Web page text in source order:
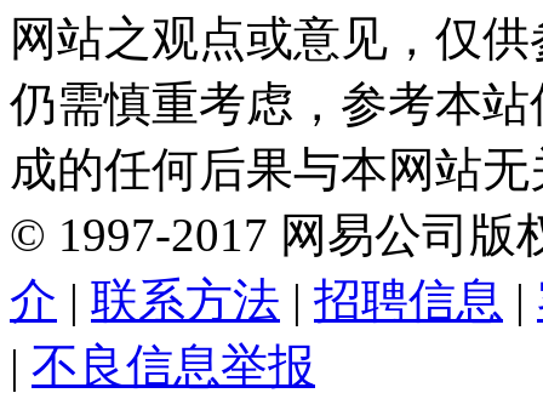
网站之观点或意见，仅
仍需慎重考虑，参考本
成的任何后果与本网站
© 1997-2017 网易公司版
介 | 联系方法 | 招聘信息 |
| 不良信息举报